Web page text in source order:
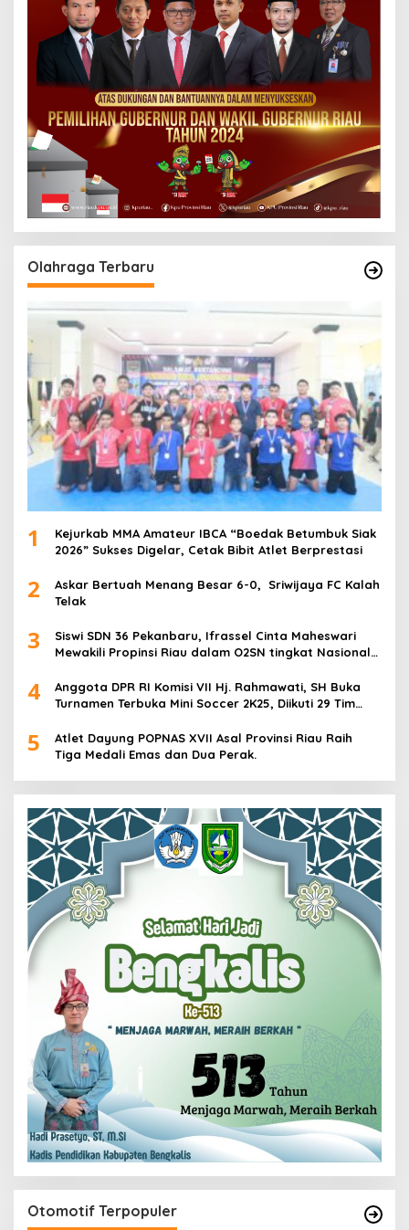
Olahraga Terbaru
1
Kejurkab MMA Amateur IBCA “Boedak Betumbuk Siak
2026” Sukses Digelar, Cetak Bibit Atlet Berprestasi
2
Askar Bertuah Menang Besar 6-0, Sriwijaya FC Kalah
Telak
3
Siswi SDN 36 Pekanbaru, Ifrassel Cinta Maheswari
Mewakili Propinsi Riau dalam O2SN tingkat Nasional
4
Anggota DPR RI Komisi VII Hj. Rahmawati, SH Buka
Turnamen Terbuka Mini Soccer 2K25, Diikuti 29 Tim
5
Atlet Dayung POPNAS XVII Asal Provinsi Riau Raih
Tiga Medali Emas dan Dua Perak.
Otomotif Terpopuler